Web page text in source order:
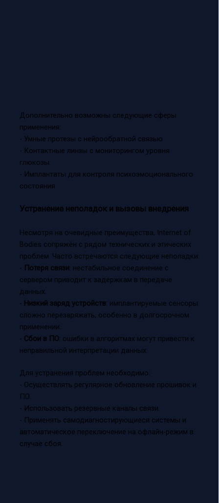
Дополнительно возможны следующие сферы
применения:
- Умные протезы с нейрообратной связью
- Контактные линзы с мониторингом уровня
глюкозы
- Имплантаты для контроля психоэмоционального
состояния
Устранение неполадок и вызовы внедрения
Несмотря на очевидные преимущества, Internet of
Bodies сопряжён с рядом технических и этических
проблем. Часто встречаются следующие неполадки:
- Потеря связи: нестабильное соединение с
сервером приводит к задержкам в передаче
данных.
- Низкий заряд устройств: имплантируемые сенсоры
сложно перезаряжать, особенно в долгосрочном
применении.
- Сбои в ПО: ошибки в алгоритмах могут привести к
неправильной интерпретации данных.
Для устранения проблем необходимо:
- Осуществлять регулярное обновление прошивок и
ПО.
- Использовать резервные каналы связи.
- Применять самодиагностирующиеся системы и
автоматическое переключение на офлайн-режим в
случае сбоя.